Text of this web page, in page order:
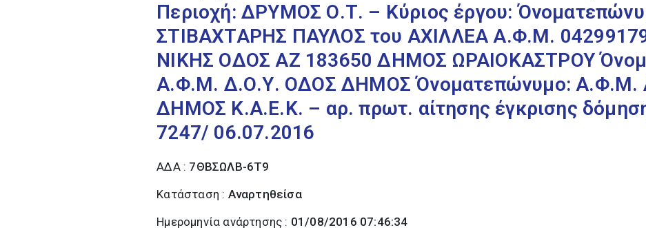
Περιοχή: ΔΡΥΜΟΣ Ο.Τ. – Κύριος έργου:
ΣΤΙΒΑΧΤΑΡΗΣ ΠΑΥΛΟΣ του ΑΧΙΛΛΕΑ Α.Φ.Μ.
ΝΙΚΗΣ ΟΔΟΣ ΑΖ 183650 ΔΗΜΟΣ ΩΡΑΙΟΚΑΣΤΡΟΥ
Α.Φ.Μ. Δ.Ο.Υ. ΟΔΟΣ ΔΗΜΟΣ Όνοματεπώνυμο: Α.Φ.Μ.
ΔΗΜΟΣ Κ.Α.Ε.Κ. – αρ. πρωτ. αίτησης έγκρισης
7247/ 06.07.2016
ΑΔΑ : 7ΘΒΣΩΛΒ-6Τ9
Κατάσταση : Αναρτηθείσα
Ημερομηνία ανάρτησης : 01/08/2016 07:46:34